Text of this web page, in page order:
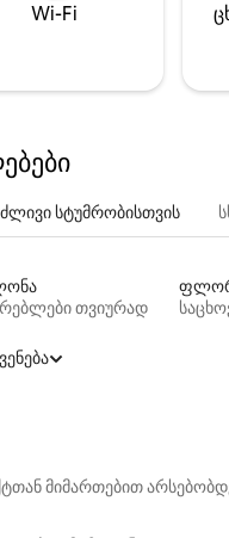
Wi-Fi
სტუმრობისთვის
თვიურად
მიმართებით